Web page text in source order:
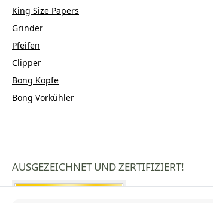
King Size Papers
Grinder
Pfeifen
Clipper
Bong Köpfe
Bong Vorkühler
AUSGEZEICHNET UND ZERTIFIZIERT!